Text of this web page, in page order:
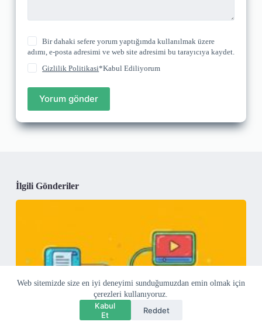
Web sitemizde size en iyi deneyimi sunduğumuzdan emin olmak için
çerezleri kullanıyoruz.
Kabul
Et
Reddet
Bir dahaki sefere yorum yaptığımda kullanılmak üzere
adımı, e-posta adresimi ve web site adresimi bu tarayıcıya kaydet.
Gizlilik Politikasi*Kabul Ediliyorum
Yorum gönder
İlgili Gönderiler